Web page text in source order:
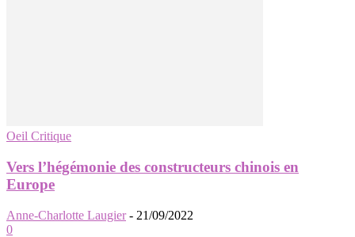
Oeil Critique
Vers l’hégémonie des constructeurs chinois en
Europe
Anne-Charlotte Laugier - 21/09/2022
0